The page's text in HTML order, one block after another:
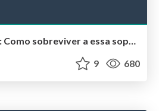
9 680